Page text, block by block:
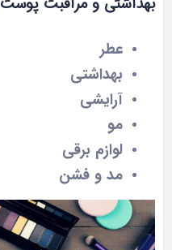
عطر
بهداشتی
آرایشی
مو
لوازم برقی
مد و فشن